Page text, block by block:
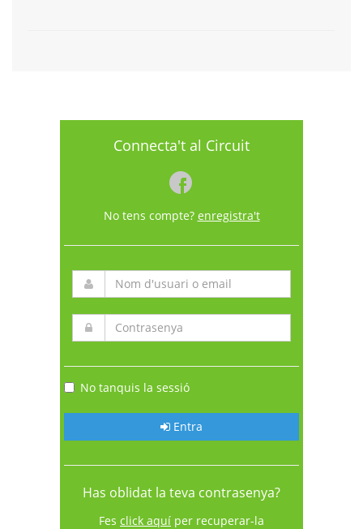
Connecta't al Circuit
No tens compte? enregistra't
No tanquis la sessió
Entra
Has oblidat la teva contrasenya?
Fes click aquí per recuperar-la